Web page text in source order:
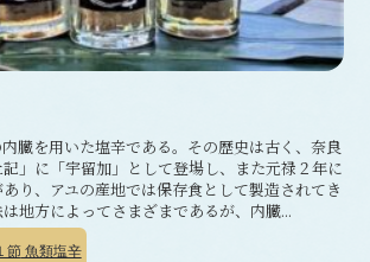
臓を用いた塩辛である。その歴史は古く、奈良
」に「宇留加」として登場し、また元禄２年に
り、アユの産地では保存食として製造されてき
地方によってさまざまであるが、内臓...
節魚類塩辛